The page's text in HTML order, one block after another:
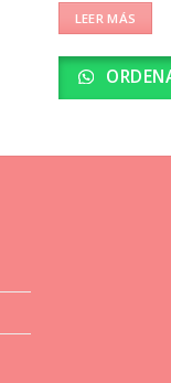
LEER MÁS